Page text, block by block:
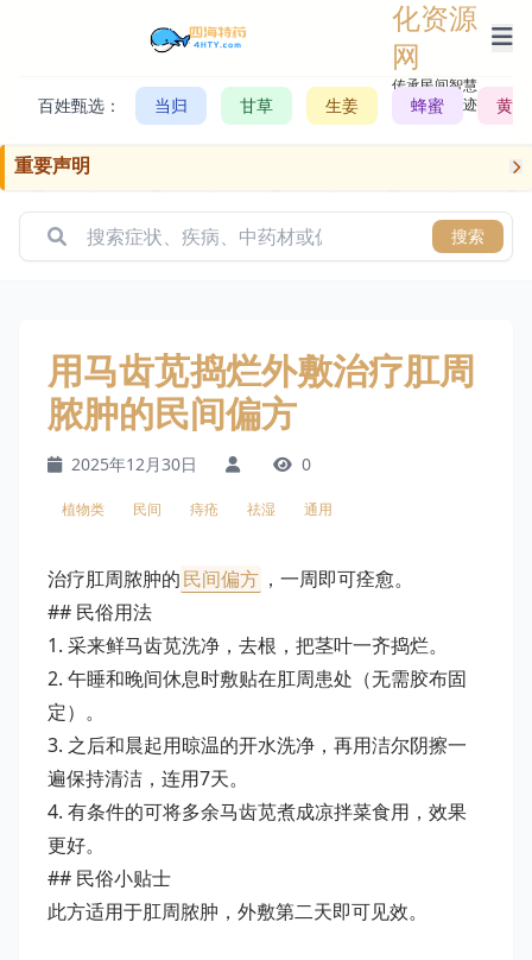
化资源
网
传承民间智慧，
记录历史轨迹
百姓甄选： 当归 甘草 生姜 蜂蜜 黄芪
重要声明
搜索
用马齿苋捣烂外敷治疗肛周
脓肿的民间偏方
2025年12月30日 0
植物类 民间 痔疮 祛湿 通用
治疗肛周脓肿的民间偏方 ，一周即可痊愈。
## 民俗用法
1. 采来鲜马齿苋洗净，去根，把茎叶一齐捣烂。
2. 午睡和晚间休息时敷贴在肛周患处（无需胶布固
定）。
3. 之后和晨起用晾温的开水洗净，再用洁尔阴擦一
遍保持清洁，连用7天。
4. 有条件的可将多余马齿苋煮成凉拌菜食用，效果
更好。
## 民俗小贴士
此方适用于肛周脓肿，外敷第二天即可见效。